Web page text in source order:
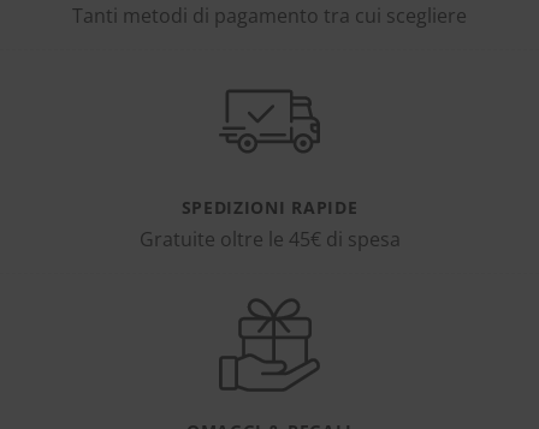
Tanti metodi di pagamento tra cui scegliere
SPEDIZIONI RAPIDE
Gratuite oltre le 45€ di spesa